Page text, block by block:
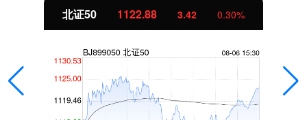
北证50 1122.88 3.42 0.30%